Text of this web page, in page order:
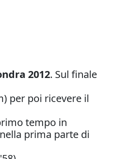
2012. Sul finale
per poi ricevere il
tempo in
prima parte di